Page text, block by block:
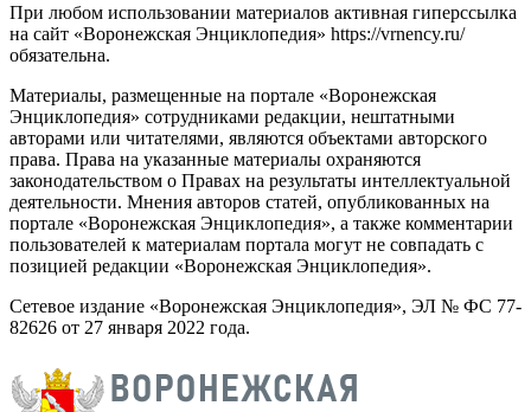
При любом использовании материалов активная гиперссылка
на сайт «Воронежская Энциклопедия» https://vrnency.ru/
обязательна.
Материалы, размещенные на портале «Воронежская
Энциклопедия» сотрудниками редакции, нештатными
авторами или читателями, являются объектами авторского
права. Права на указанные материалы охраняются
законодательством о Правах на результаты интеллектуальной
деятельности. Мнения авторов статей, опубликованных на
портале «Воронежская Энциклопедия», а также комментарии
пользователей к материалам портала могут не совпадать с
позицией редакции «Воронежская Энциклопедия».
Сетевое издание «Воронежская Энциклопедия», ЭЛ № ФС 77-
82626 от 27 января 2022 года.